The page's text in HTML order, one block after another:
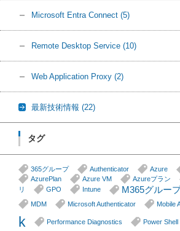
Microsoft Entra Connect (5)
Remote Desktop Service (10)
Web Application Proxy (2)
最新技術情報 (22)
タグ
365グループ Authenticator Azure
AzurePlan
Azure VM Azureプラン
リ
GPO Intune M365グルー
MDM
Microsoft Authenticator Mobile
k
Performance Diagnostics Power Shell